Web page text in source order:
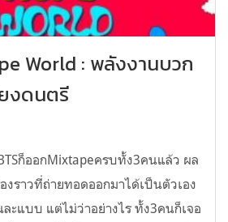
World : พลังงานบวก
งดนตรี
ก็ออกMixtapeครบทั้ง3คนแล้ว ผล
งราวที่ถ่ายทอดออกมาได้เป็นตัวเอง
ะแบบ แต่ไม่ว่าอย่างไร ทั้ง3คนก็เจอ